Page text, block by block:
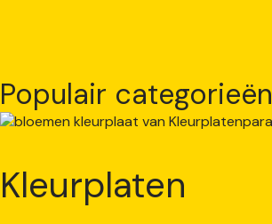
Populair categorieën
Kleurplaten